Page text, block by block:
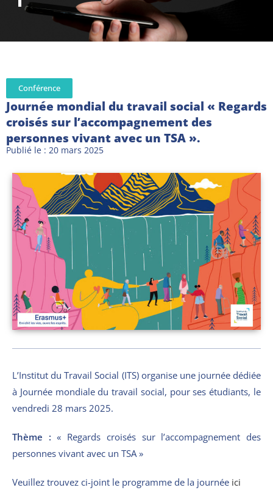
Conférence
Journée mondial du travail social « Regards
croisés sur l’accompagnement des
personnes vivant avec un TSA ».
Publié le : 20 mars 2025
L’Institut du Travail Social (ITS) organise une journée dédiée
à Journée mondiale du travail social, pour ses étudiants, le
vendredi 28 mars 2025.
Thème : « Regards croisés sur l’accompagnement des
personnes vivant avec un TSA »
Veuillez trouvez ci-joint le programme de la journée ici